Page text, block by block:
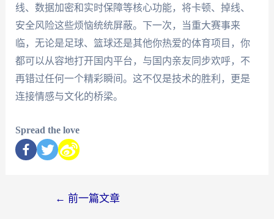
线、数据加密和实时保障等核心功能，将卡顿、掉线、
安全风险这些烦恼统统屏蔽。下一次，当重大赛事来
临，无论是足球、篮球还是其他你热爱的体育项目，你
都可以从容地打开国内平台，与国内亲友同步欢呼，不
再错过任何一个精彩瞬间。这不仅是技术的胜利，更是
连接情感与文化的桥梁。
Spread the love
← 前一篇文章